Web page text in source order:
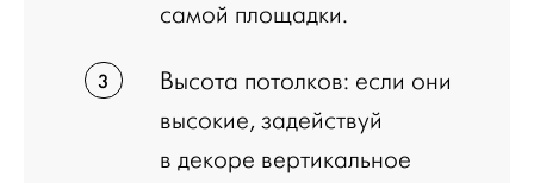
самой площадки.
Высота потолков: если они
высокие, задействуй
в декоре вертикальное